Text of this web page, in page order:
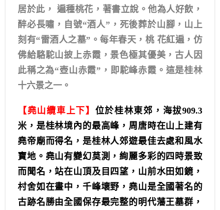
居於此， 遍種桃花，著書立說。他為人好飲，
醉必長嘯，自號“酒人”，死後葬於山腳，山上
刻有“雷酒人之墓”。每年春天，桃 花紅遍，仿
佛給駱駝山披上赤霞，景色極其優美，古人因
此稱之為“壺山赤霞”，即駝峰赤霞。這是桂林
十六景之一。
【堯山纜車上下】 位於桂林東郊，海拔909.3
米，是桂林境內的最高峰，周唐時在山上建有
堯帝廟而得名，是桂林人郊遊最佳去處和風水
寶地。堯山有變幻莫測，絢麗多彩的四時景致
而聞名，站在山頂及目四望，山前水田如鏡，
村舍如在畫中，千峰壞野，堯山是全國著名的
古跡名勝由全國保存最完整的明代藩王墓群，